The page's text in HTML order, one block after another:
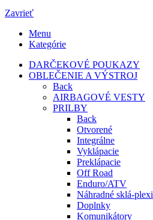
Zavrieť
Menu
Kategórie
DARČEKOVÉ POUKAZY
OBLEČENIE A VÝSTROJ
Back
AIRBAGOVÉ VESTY
PRILBY
Back
Otvorené
Integrálne
Vyklápacie
Preklápacie
Off Road
Enduro/ATV
Náhradné sklá-plexi
Doplnky
Komunikátory